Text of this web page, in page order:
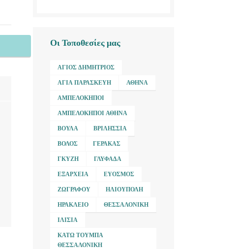
Οι Τοποθεσίες μας
ΆΓΙΟΣ ΔΗΜΉΤΡΙΟΣ
ΑΓΊΑ ΠΑΡΑΣΚΕΥΉ ΑΘΉΝΑ
ΑΜΠΕΛΌΚΗΠΟΙ
ΑΜΠΕΛΌΚΗΠΟΙ ΑΘΉΝΑ
ΒΟΎΛΑ ΒΡΙΛΉΣΣΙΑ
ΒΌΛΟΣ ΓΈΡΑΚΑΣ
ΓΚΎΖΗ ΓΛΥΦΆΔΑ
ΕΞΆΡΧΕΙΑ ΕΎΟΣΜΟΣ
ΖΩΓΡΆΦΟΥ ΗΛΙΟΎΠΟΛΗ
ΗΡΆΚΛΕΙΟ ΘΕΣΣΑΛΟΝΊΚΗ
ΙΛΊΣΙΑ
ΚΆΤΩ ΤΟΎΜΠΑ
ΘΕΣΣΑΛΟΝΊΚΗ